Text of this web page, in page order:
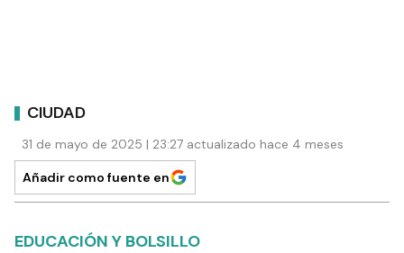
CIUDAD
31 de mayo de 2025 | 23:27 actualizado hace 4 meses
Añadir como fuente en
EDUCACIÓN Y BOLSILLO